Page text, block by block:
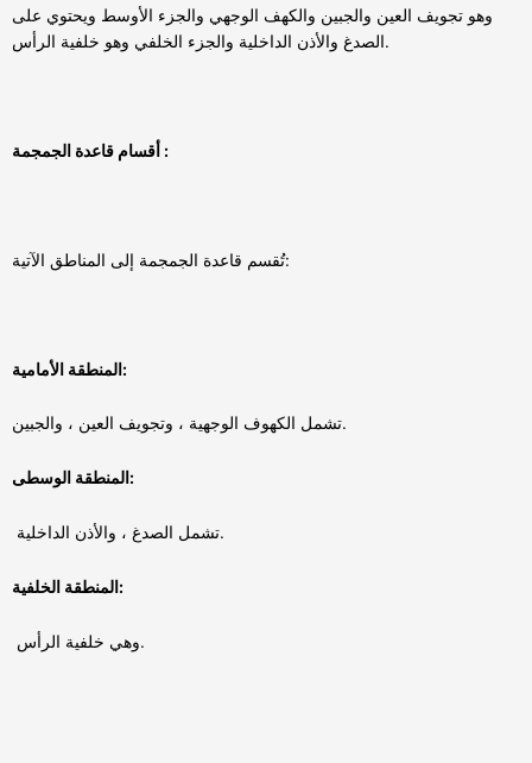
وهو تجويف العين والجبين والكهف الوجهي والجزء الأوسط ويحتوي على
الصدغ والأذن الداخلية والجزء الخلفي وهو خلفية الرأس.
أقسام قاعدة الجمجمة :
تُقسم قاعدة الجمجمة إلى المناطق الآتية:
المنطقة الأمامية:
تشمل الكهوف الوجهية ، وتجويف العين ، والجبين.
المنطقة الوسطى:
تشمل الصدغ ، والأذن الداخلية.
المنطقة الخلفية:
وهي خلفية الرأس.